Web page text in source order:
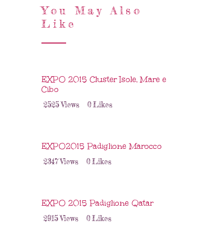
You May Also
Like
EXPO 2015 Cluster Isole, Mare e
Cibo
2525Views 0Likes
EXPO2015 Padiglione Marocco
2347Views 0Likes
EXPO 2015 Padiglione Qatar
2915Views 0Likes